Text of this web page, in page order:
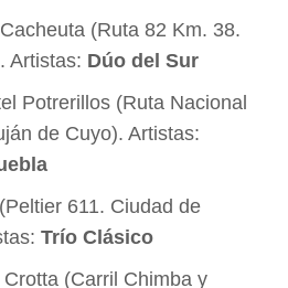
(Ruta 82 Km. 38.
Artistas: Dúo del Sur
Potrerillos (Ruta Nacional
de Cuyo). Artistas:
611. Ciudad de
Trío Clásico
(Carril Chimba y